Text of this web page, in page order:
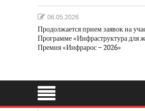
06.05.2026
Продолжается прием заявок на
Программе «Инфраструктура для
Премия «Инфрарос – 2026»